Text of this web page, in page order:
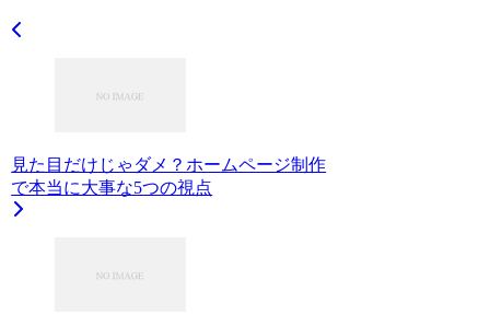
見た目だけじゃダメ？ホームページ制作
で本当に大事な5つの視点